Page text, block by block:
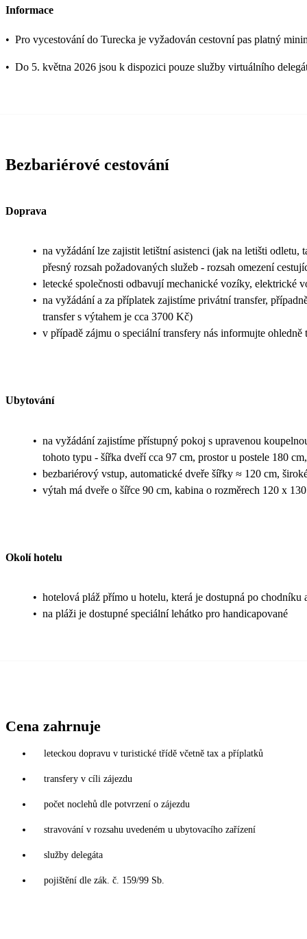
Informace
• Pro vycestování do Turecka je vyžadován cestovní pas platný
• Do 5. května 2026 jsou k dispozici pouze služby virtuálního
Bezbariérové cestování
Doprava
• na vyžádání lze zajistit letištní asistenci (jak na letišti odletu,
přesný rozsah požadovaných služeb - rozsah omezení
• letecké společnosti odbavují mechanické vozíky, elektrické
• na vyžádání a za příplatek zajistíme privátní transfer,
transfer s výtahem je cca 3700 Kč)
• v případě zájmu o speciální transfery nás informujte
Ubytování
• na vyžádání zajistíme přístupný pokoj s upravenou
tohoto typu - šířka dveří cca 97 cm, prostor u postele 180
• bezbariérový vstup, automatické dveře šířky ≈ 120 cm,
• výtah má dveře o šířce 90 cm, kabina o rozměrech 120 x
Okolí hotelu
• hotelová pláž přímo u hotelu, která je dostupná po chodníku
• na pláži je dostupné speciální lehátko pro handicapované
Cena zahrnuje
leteckou dopravu v turistické třídě včetně tax a příplatků
transfery v cíli zájezdu
počet noclehů dle potvrzení o zájezdu
stravování v rozsahu uvedeném u ubytovacího zařízení
služby delegáta
pojištění dle zák. č. 159/99 Sb.